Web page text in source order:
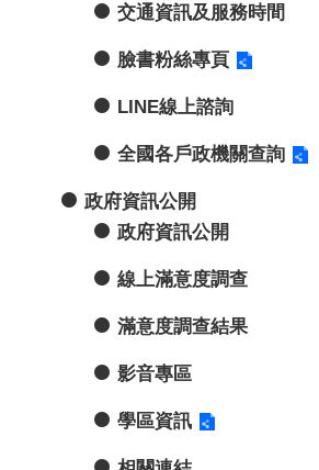
交通資訊及服務時間
臉書粉絲專頁
LINE線上諮詢
全國各戶政機關查詢
政府資訊公開
政府資訊公開
線上滿意度調查
滿意度調查結果
影音專區
學區資訊